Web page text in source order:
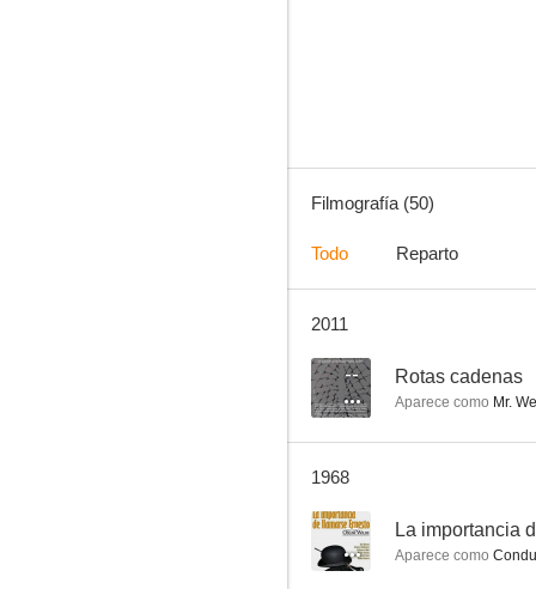
5.0
Filmografía (50)
Todo Reparto
2011
-- Rotas cadenas
Aparece como Mr.
1968
-- La importancia
Aparece como